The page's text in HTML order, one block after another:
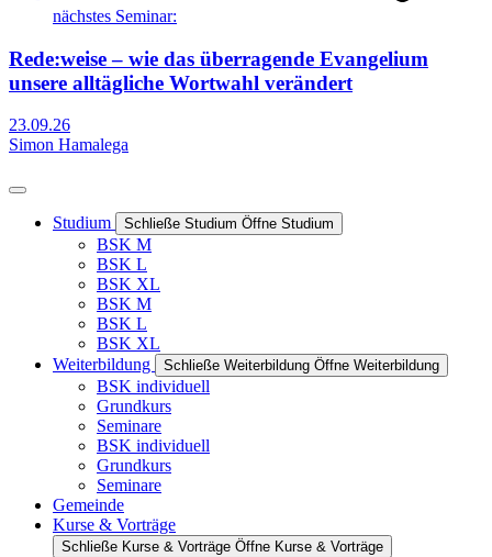
nächstes Seminar:
Rede:weise – wie das überragende Evangelium
unsere alltägliche Wortwahl verändert
23.09.26
Simon Hamalega
Studium Schließe Studium Öffne Studium
BSK M
BSK L
BSK XL
BSK M
BSK L
BSK XL
Weiterbildung
Schließe Weiterbildung Öffne Weiterbildung
BSK individuell
Grundkurs
Seminare
BSK individuell
Grundkurs
Seminare
Gemeinde
Kurse & Vorträge
Schließe Kurse & Vorträge Öffne Kurse & Vorträge